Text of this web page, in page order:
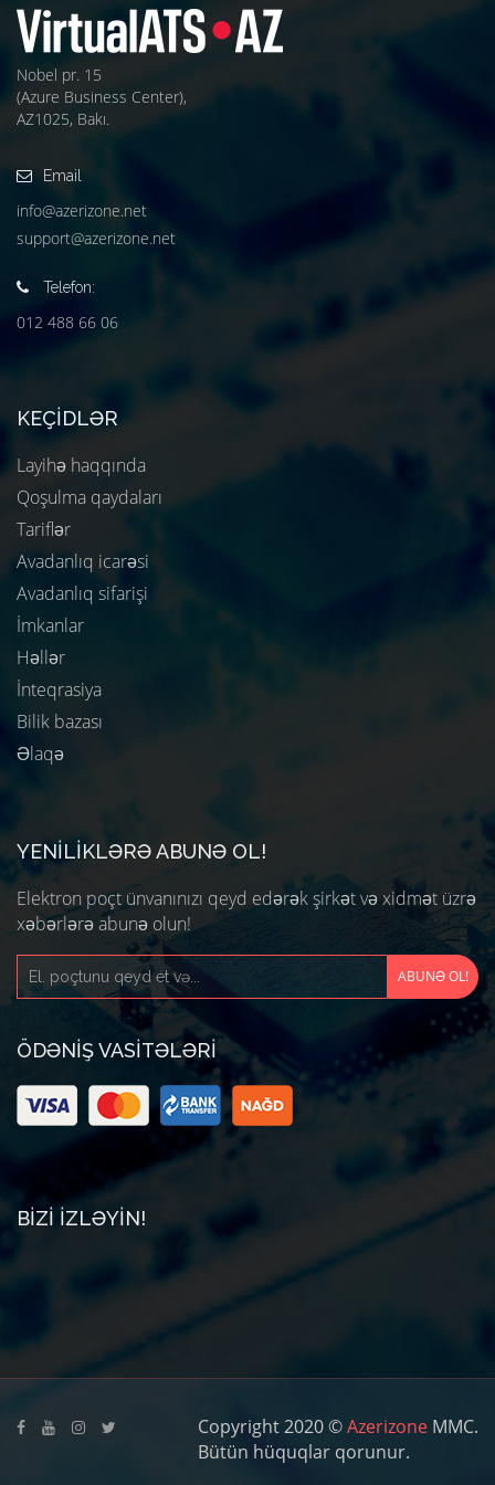
Nobel pr. 15
(Azure Business Center),
AZ1025, Bakı.
Email
info@azerizone.net
support@azerizone.net
Telefon:
012 488 66 06
KEÇIDLƏR
Layihə haqqında
Qoşulma qaydaları
Tariflər
Avadanlıq icarəsi
Avadanlıq sifarişi
İmkanlar
Həllər
İnteqrasiya
Bilik bazası
Əlaqə
YENILIKLƏRƏ ABUNƏ OL!
Elektron poçt ünvanınızı qeyd edərək şirkət və xidmət üzrə
xəbərlərə abunə olun!
ÖDƏNIŞ VASITƏLƏRI
BIZI IZLƏYIN!
Copyright 2020 ©Azerizone MMC.
Bütün hüquqlar qorunur.